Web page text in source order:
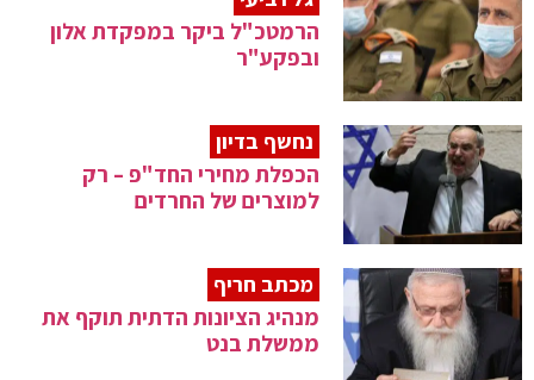
הרמטכ"ל ביקר במפקדת אלון
ובפקע"ר
נחשף בדיון
הכפלת מחירי החד"פ – רק
למוצרים של החרדים
מכתב חריף
מנהיג הציונות הדתית תוקף את
ממשלת בנט